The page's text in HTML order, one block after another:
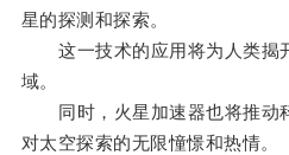
星的探测和探索。
这一技术的应用将为人类揭
域。
同时，火星加速器也将推动
对太空探索的无限憧憬和热情。